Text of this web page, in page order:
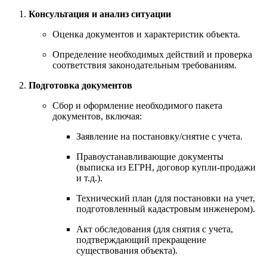
Консультация и анализ ситуации
Оценка документов и характеристик объекта.
Определение необходимых действий и проверка
соответствия законодательным требованиям.
Подготовка документов
Сбор и оформление необходимого пакета
документов, включая:
Заявление на постановку/снятие с учета.
Правоустанавливающие документы
(выписка из ЕГРН, договор купли-продажи
и т.д.).
Технический план (для постановки на учет,
подготовленный кадастровым инженером).
Акт обследования (для снятия с учета,
подтверждающий прекращение
существования объекта).